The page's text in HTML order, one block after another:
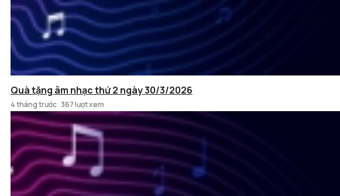
Quà tặng âm nhạc thứ 2 ngày 30/3/2026
4 tháng trước 367 lượt xem